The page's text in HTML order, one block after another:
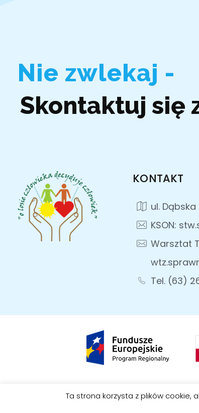
Nie zwlekaj -
Skontaktuj się
KONTAKT
ul.
KSON:
Warsztat
Tel. (63)
© 2026
Ta strona korzysta z plików cookie,